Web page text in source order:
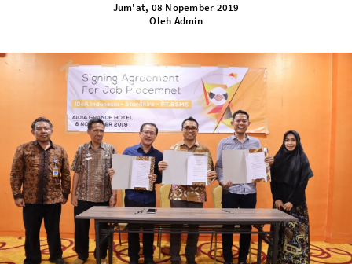
Jum'at, 08 Nopember 2019
Oleh Admin